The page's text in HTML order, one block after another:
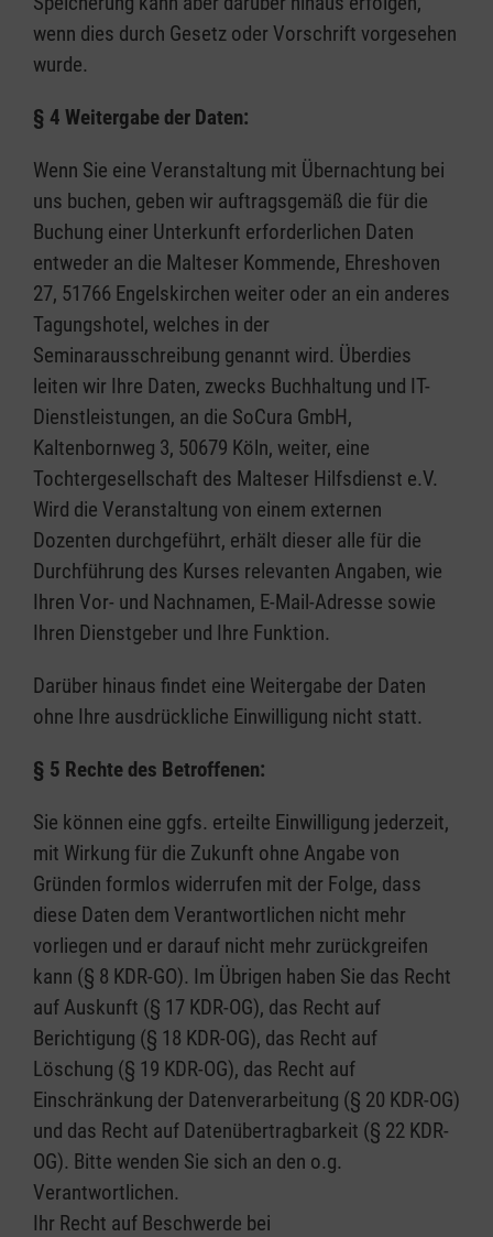
wenn dies durch Gesetz oder Vorschrift vorgesehen
wurde.
§ 4 Weitergabe der Daten:
Wenn Sie eine Veranstaltung mit Übernachtung bei
uns buchen, geben wir auftragsgemäß die für die
Buchung einer Unterkunft erforderlichen Daten
entweder an die Malteser Kommende, Ehreshoven
27, 51766 Engelskirchen weiter oder an ein anderes
Tagungshotel, welches in der
Seminarausschreibung genannt wird. Überdies
leiten wir Ihre Daten, zwecks Buchhaltung und IT-
Dienstleistungen, an die SoCura GmbH,
Kaltenbornweg 3, 50679 Köln, weiter, eine
Tochtergesellschaft des Malteser Hilfsdienst e.V.
Wird die Veranstaltung von einem externen
Dozenten durchgeführt, erhält dieser alle für die
Durchführung des Kurses relevanten Angaben, wie
Ihren Vor- und Nachnamen, E-Mail-Adresse sowie
Ihren Dienstgeber und Ihre Funktion.
Darüber hinaus findet eine Weitergabe der Daten
ohne Ihre ausdrückliche Einwilligung nicht statt.
§ 5 Rechte des Betroffenen:
Sie können eine ggfs. erteilte Einwilligung jederzeit,
mit Wirkung für die Zukunft ohne Angabe von
Gründen formlos widerrufen mit der Folge, dass
diese Daten dem Verantwortlichen nicht mehr
vorliegen und er darauf nicht mehr zurückgreifen
kann (§ 8 KDR-GO). Im Übrigen haben Sie das Recht
auf Auskunft (§ 17 KDR-OG), das Recht auf
Berichtigung (§ 18 KDR-OG), das Recht auf
Löschung (§ 19 KDR-OG), das Recht auf
Einschränkung der Datenverarbeitung (§ 20 KDR-OG)
und das Recht auf Datenübertragbarkeit (§ 22 KDR-
OG). Bitte wenden Sie sich an den o.g.
Verantwortlichen.
Ihr Recht auf Beschwerde bei